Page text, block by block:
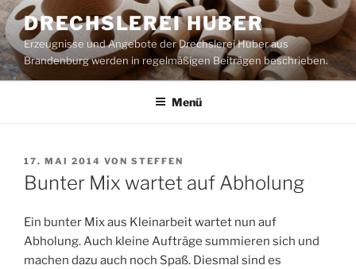
Zum
Inhalt
springen
DRECHSLEREI HUBER
Erzeugnisse und Angebote der Drechslerei Huber aus
Brandenburg werden in regelmäßigen Beiträgen beschrieben.
Menü
VERÖFFENTLICHT
AM
17. MAI 2014 VON STEFFEN
Bunter Mix wartet auf Abholung
Ein bunter Mix aus Kleinarbeit wartet nun auf
Abholung. Auch kleine Aufträge summieren sich und
machen dazu auch noch Spaß. Diesmal sind es